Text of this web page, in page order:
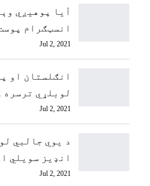
آیا پوهیږي
انسټګرام
Jul 2, 2021
انګلستان او
لوبلړي ترسره
Jul 2, 2021
د یوي جالبي
انډیز سویلي
Jul 2, 2021